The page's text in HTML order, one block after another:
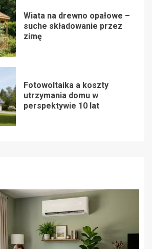
Wiata na drewno opałowe –
suche składowanie przez
zimę
Fotowoltaika a koszty
utrzymania domu w
perspektywie 10 lat